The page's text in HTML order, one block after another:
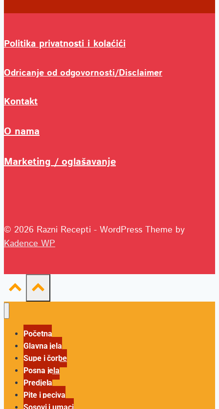
Politika privatnosti i kolaćići
Odricanje od odgovornosti/Disclaimer
Kontakt
O nama
Marketing / oglašavanje
© 2026 Razni Recepti - WordPress Theme by
Kadence WP
Početna
Glavna jela
Supe i čorbe
Posna jela
Predjela
Pite i peciva